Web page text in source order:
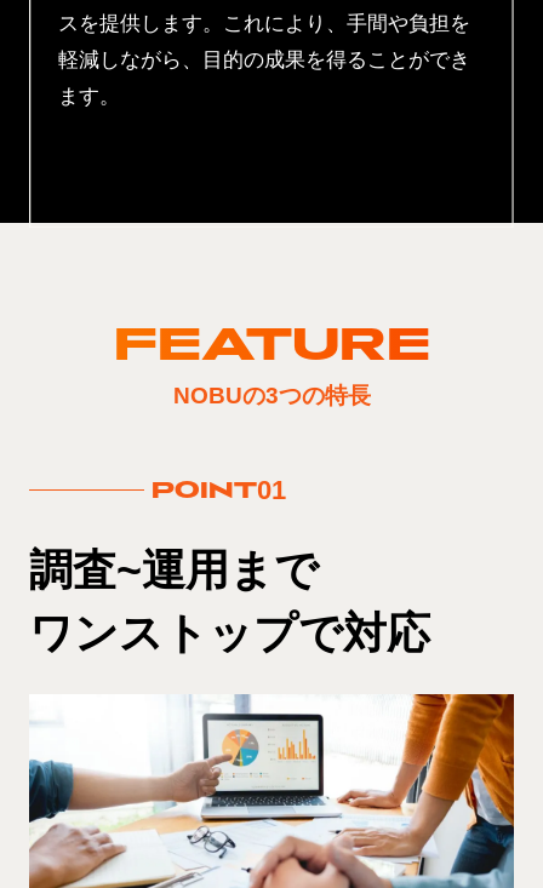
スを提供します。これにより、手間や負担を
軽減しながら、目的の成果を得ることができ
ます。
FEATURE
NOBUの3つの特長
POINT01
調査~運用まで
ワンストップで対応